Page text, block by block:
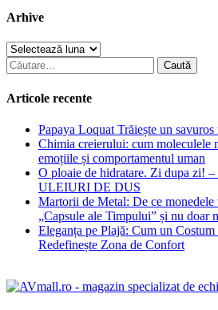
Arhive
Arhive
Caută
după:
Articole recente
Papaya Loquat Trăiește un
Chimia creierului: cum moleculele
emoțiile și comportamentul uman
O ploaie de hidratare. Zi dupa zi!
ULEIURI DE DUS
Martorii de Metal: De ce monedele
„Capsule ale Timpului” și nu doar
Eleganța pe Plajă: Cum un
Redefinește Zona de Confort